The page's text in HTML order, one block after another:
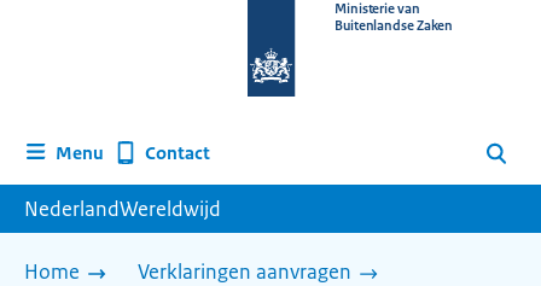
homepage
Ministerie van
Buitenlandse Zaken
Menu Contact Zoeken
NederlandWereldwijd
Home
Verklaringen aanvragen